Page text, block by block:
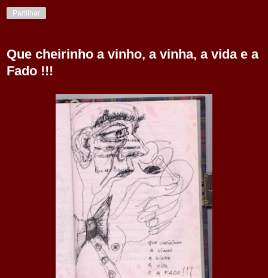
Partilhar
Que cheirinho a vinho, a vinha, a vida e a
Fado !!!